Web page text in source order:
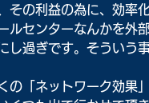
その利益の為に、効率
ルセンターなんかを外
し過ぎです。そういう
の「ネットワーク効果